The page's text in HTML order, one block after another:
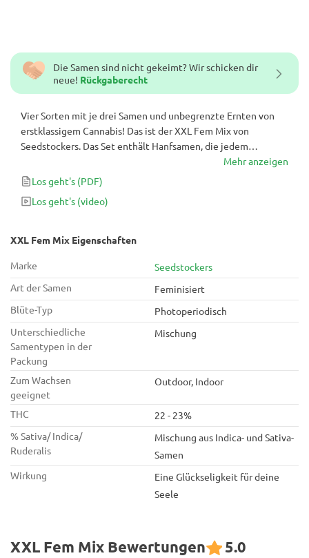
Die Samen sind nicht gekeimt? Wir schicken dir
neue! Rückgaberecht
Vier Sorten mit je drei Samen und unbegrenzte Ernten von
erstklassigem Cannabis! Das ist der XXL Fem Mix von
Seedstockers. Das Set enthält Hanfsamen, die jedem
kommerziellen Garten würdig sind: BCN Critical XXL, Big Bud,
BCN Power Plant und Northern Lights - alle für einen
einfacheren Anbau feminisiert. Du brauchst nicht weiter nach
den ertragreichsten Samen auf dem Markt zu suchen, sie sind
gekennzeichnet.
Mehr anzeigen
Los geht's (PDF)
Los geht's (video)
XXL Fem Mix Eigenschaften
Marke
Seedstockers
Art der Samen
Feminisiert
Blüte-Typ
Photoperiodisch
Unterschiedliche
Samentypen in der
Packung
Mischung
Zum Wachsen
geeignet
Outdoor, Indoor
THC
22 - 23%
% Sativa/ Indica/
Ruderalis
Mischung aus Indica- und Sativa-
Samen
Wirkung
Eine Glückseligkeit für deine
Seele
XXL Fem Mix Bewertungen 5.0